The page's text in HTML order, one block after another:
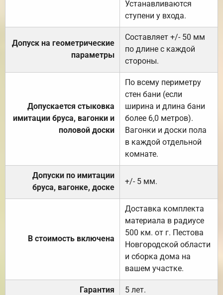
Устанавливаются
ступени у входа.
Допуск на геометрические
параметры
Составляет +/- 50 мм
по длине с каждой
стороны.
Допускается стыковка
имитации бруса, вагонки и
половой доски
По всему периметру
стен бани (если
ширина и длина бани
более 6,0 метров).
Вагонки и доски пола
в каждой отдельной
комнате.
Допуски по имитации
бруса, вагонке, доске
+/- 5 мм.
В стоимость включена
Доставка комплекта
материала в радиусе
500 км. от г. Пестова
Новгородской области
и сборка дома на
вашем участке.
Гарантия 5 лет.